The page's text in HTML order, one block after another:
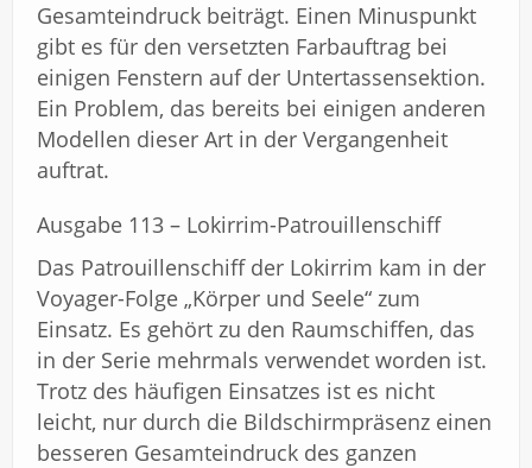
Gesamteindruck beiträgt. Einen Minuspunkt
gibt es für den versetzten Farbauftrag bei
einigen Fenstern auf der Untertassensektion.
Ein Problem, das bereits bei einigen anderen
Modellen dieser Art in der Vergangenheit
auftrat.
Ausgabe 113 – Lokirrim-Patrouillenschiff
Das Patrouillenschiff der Lokirrim kam in der
Voyager-Folge „Körper und Seele“ zum
Einsatz. Es gehört zu den Raumschiffen, das
in der Serie mehrmals verwendet worden ist.
Trotz des häufigen Einsatzes ist es nicht
leicht, nur durch die Bildschirmpräsenz einen
besseren Gesamteindruck des ganzen